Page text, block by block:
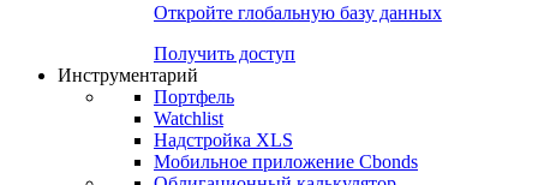
Откройте глобальную базу данных
Получить доступ
Инструментарий
Портфель
Watchlist
Надстройка XLS
Мобильное приложение Cbonds